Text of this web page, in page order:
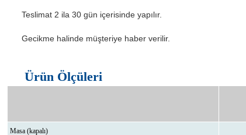
Teslimat 2 ila 30 gün içerisinde yapılır.
Gecikme halinde müşteriye haber verilir.
Ürün Ölçüleri
Masa (kapalı)